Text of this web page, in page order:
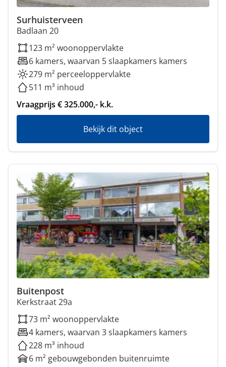
Surhuisterveen
Badlaan 20
123 m² woonoppervlakte
6 kamers, waarvan 5 slaapkamers kamers
279 m² perceeloppervlakte
511 m³ inhoud
Vraagprijs € 325.000,- k.k.
Bekijk dit object
Buitenpost
Kerkstraat 29a
73 m² woonoppervlakte
4 kamers, waarvan 3 slaapkamers kamers
228 m³ inhoud
6 m² gebouwgebonden buitenruimte